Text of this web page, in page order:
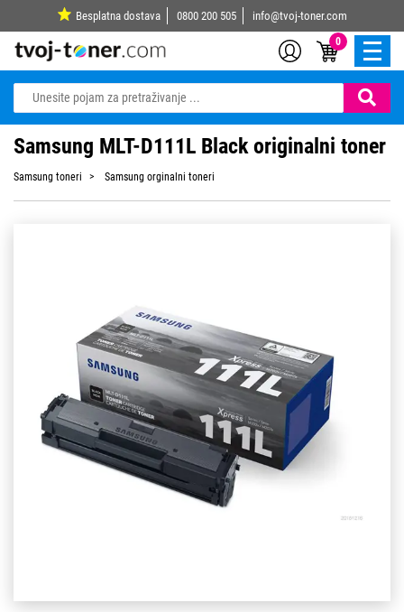
Besplatna dostava 0800 200 505 info@tvoj-toner.com
0
Samsung MLT-D111L Black originalni toner
Samsung toneri Samsung orginalni toneri